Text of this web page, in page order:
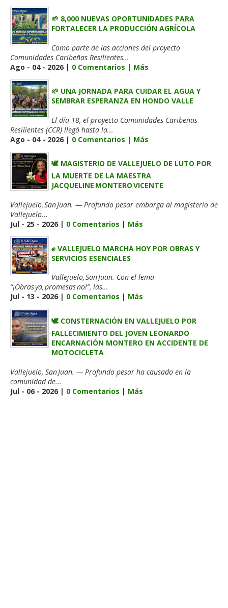
🌱 8,000 NUEVAS OPORTUNIDADES PARA
FORTALECER LA PRODUCCIÓN AGRÍCOLA
Como parte de las acciones del proyecto
Comunidades Caribeñas Resilientes...
Ago - 04 - 2026 | 0 Comentarios | Más
🌱 UNA JORNADA PARA CUIDAR EL AGUA Y
SEMBRAR ESPERANZA EN HONDO VALLE
El día 18, el proyecto Comunidades Caribeñas
Resilientes (CCR) llegó hasta la...
Ago - 04 - 2026 | 0 Comentarios | Más
🕊️ MAGISTERIO DE VALLEJUELO DE LUTO POR
LA MUERTE DE LA MAESTRA
JACQUELINE MONTERO VICENTE
Vallejuelo, San Juan. — Profundo pesar embarga al magisterio de
Vallejuelo...
Jul - 25 - 2026 | 0 Comentarios | Más
✊ VALLEJUELO MARCHA HOY POR OBRAS Y
SERVICIOS ESENCIALES
Vallejuelo, San Juan.-Con el lema
“¡Obras ya, promesas no!”, las...
Jul - 13 - 2026 | 0 Comentarios | Más
🕊️ CONSTERNACIÓN EN VALLEJUELO POR
FALLECIMIENTO DEL JOVEN LEONARDO
ENCARNACIÓN MONTERO EN ACCIDENTE DE
MOTOCICLETA
Vallejuelo, San Juan. — Profundo pesar ha causado en la
comunidad de...
Jul - 06 - 2026 | 0 Comentarios | Más